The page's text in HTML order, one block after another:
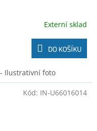
Externí sklad
DO KOŠÍKU
- Ilustrativní foto
Kód: IN-U66016014